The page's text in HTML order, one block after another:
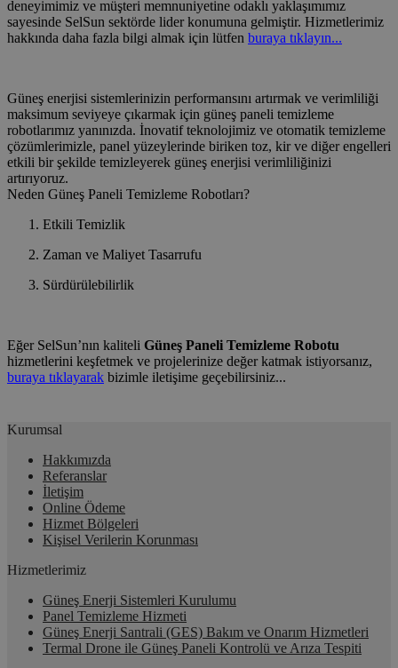
deneyimimiz ve müşteri memnuniyetine odaklı yaklaşımımız
sayesinde SelSun sektörde lider konumuna gelmiştir. Hizmetlerimiz
hakkında daha fazla bilgi almak için lütfen buraya tıklayın...
Güneş enerjisi sistemlerinizin performansını artırmak ve verimliliği
maksimum seviyeye çıkarmak için güneş paneli temizleme
robotlarımız yanınızda. İnovatif teknolojimiz ve otomatik temizleme
çözümlerimizle, panel yüzeylerinde biriken toz, kir ve diğer engelleri
etkili bir şekilde temizleyerek güneş enerjisi verimliliğinizi
artırıyoruz.
Neden Güneş Paneli Temizleme Robotları?
Etkili Temizlik
Zaman ve Maliyet Tasarrufu
Sürdürülebilirlik
Eğer SelSun’nın kaliteli Güneş Paneli Temizleme Robotu
hizmetlerini keşfetmek ve projelerinize değer katmak istiyorsanız,
buraya tıklayarak bizimle iletişime geçebilirsiniz...
Kurumsal
Hakkımızda
Referanslar
İletişim
Online Ödeme
Hizmet Bölgeleri
Kişisel Verilerin Korunması
Hizmetlerimiz
Güneş Enerji Sistemleri Kurulumu
Panel Temizleme Hizmeti
Güneş Enerji Santrali (GES) Bakım ve Onarım Hizmetleri
Termal Drone ile Güneş Paneli Kontrolü ve Arıza Tespiti